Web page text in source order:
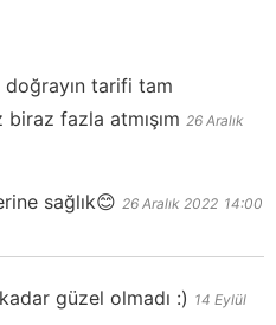
tarifi tam
fazla atmışım 26 Aralık
sağlık😊 26 Aralık 2022 14:00
güzel olmadı :) 14 Eylül